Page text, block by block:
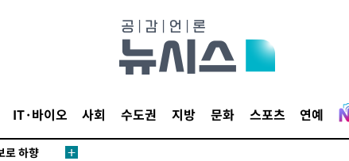
IT·바이오 사회 수도권 지방 문화 스포츠 연예
지(종합)
10.3만개
말고 과감히
로 하향